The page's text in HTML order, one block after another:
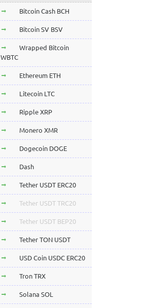
Bitcoin Cash BCH
Bitcoin SV BSV
Wrapped Bitcoin
WBTC
Ethereum ETH
Litecoin LTC
Ripple XRP
Monero XMR
Dogecoin DOGE
Dash
Tether USDT ERC20
Tether USDT TRC20
Tether USDT BEP20
Tether TON USDT
USD Coin USDC ERC20
Tron TRX
Solana SOL